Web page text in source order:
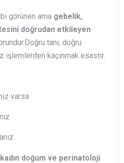
görünen ama gebelik,
doğrudan etkileyen
Doğru tanı, doğru
kaçınmak esastır.
varsa
doğum ve perinatoloji